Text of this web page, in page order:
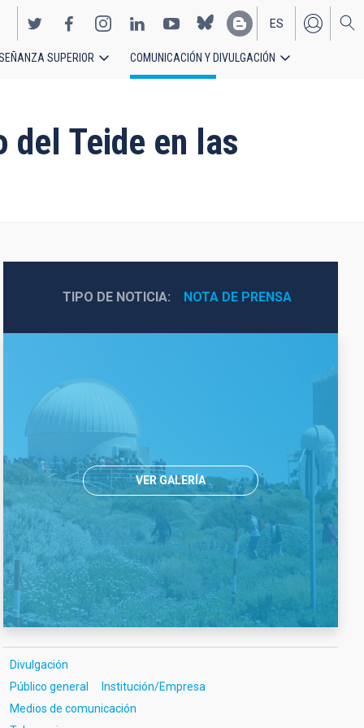
EN
ES
SUPERIOR COMUNICACIÓN Y DIVULGACIÓN
del Teide en las
TIPO DE NOTICIA NOTA DE PRENSA
VER GALERÍA
Divulgación
Público general
Institución/Empresa
Medios de comunicación